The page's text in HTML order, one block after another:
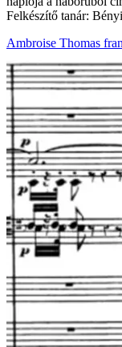
Felkészítő tanár: Bényi
Ambroise Thomas